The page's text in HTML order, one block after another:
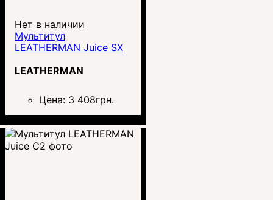
Нет в наличии
Мультитул
LEATHERMAN Juice SX
LEATHERMAN
Цена: 3 408грн.